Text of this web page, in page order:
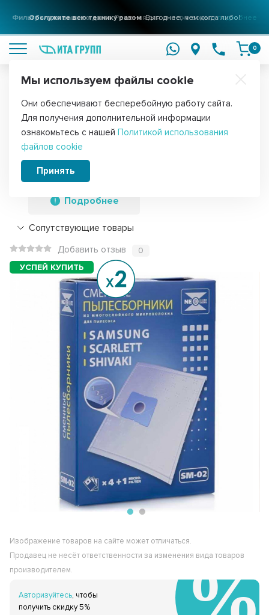
Фильтры для вашего домаРешения для очистки воды подробнее
0
Главная Запчасти для мелкой бытовой техники Для пылесосов
Набор 2 шт Комплект мешков SM-02 к
пылесосам Samsung, Scarlett, Shivaki,
KMv1048
Подробнее
Сопутствующие товары
Добавить отзыв 0
Изображение товаров на сайте может отличаться.
Продавец не несёт ответственности за изменения вида товаров
производителем.
Авторизуйтесь, чтобы
получить скидку 5%
Мы используем файлы cookie
Они обеспечивают бесперебойную работу сайта.
Для получения дополнительной информации
ознакомьтесь с нашей Политикой использования
файлов cookie
Принять